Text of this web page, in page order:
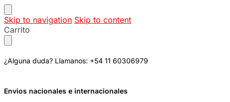
Skip to navigation Skip to content
Carrito
¿Alguna duda? Llamanos: +54 11 60306979
Envios nacionales e internacionales